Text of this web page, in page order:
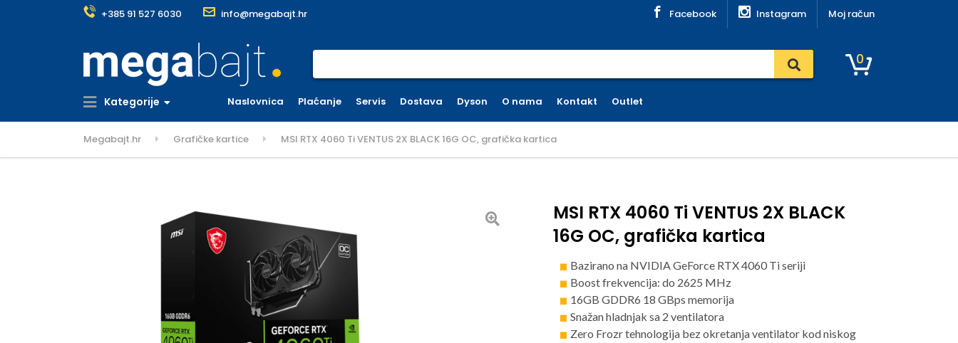
+385 91 527 6030 info@megabajt.hr Facebook Instagram Moj račun
0
Kategorije Naslovnica Plaćanje Servis Dostava Dyson O nama Kontakt Outlet
Megabajt.hr Grafičke kartice MSI RTX 4060 Ti VENTUS 2X BLACK 16G OC, grafička kartica
MSI RTX 4060 Ti VENTUS 2X BLACK
16G OC, grafička kartica
Bazirano na NVIDIA GeForce RTX 4060 Ti seriji
Boost frekvencija: do 2625 MHz
16GB GDDR6 18 GBps memorija
Snažan hladnjak sa 2 ventilatora
Zero Frozr tehnologija bez okretanja ventilator kod niskog